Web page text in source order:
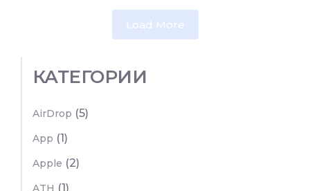
Load More
КАТЕГОРИИ
AirDrop (5)
App (1)
Apple (2)
ATH (1)